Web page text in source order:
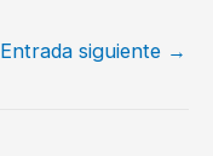
Entrada siguiente →